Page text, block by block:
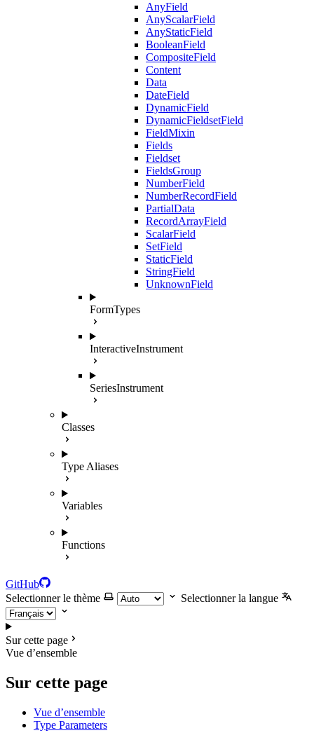
AnyField
AnyScalarField
AnyStaticField
BooleanField
CompositeField
Content
Data
DateField
DynamicField
DynamicFieldsetField
FieldMixin
Fields
Fieldset
FieldsGroup
NumberField
NumberRecordField
PartialData
RecordArrayField
ScalarField
SetField
StaticField
StringField
UnknownField
FormTypes
InteractiveInstrument
SeriesInstrument
Classes
Type Aliases
Variables
Functions
GitHub
Selectionner le thème
Selectionner la langue
Sur cette page
Vue d’ensemble
Sur cette page
Vue d’ensemble
Type Parameters